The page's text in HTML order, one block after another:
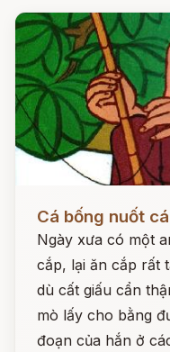
Đọc ngay
Cá bống nuốt
Ngày xưa có một
cắp, lại ăn cắp rất
dù cất giấu cẩn
mò lấy cho bằng
đoạn của hắn ở